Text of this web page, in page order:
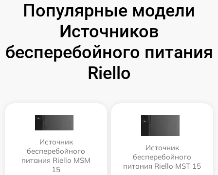
Популярные модели
Источников
бесперебойного питания
Riello
Источник
бесперебойного
питания Riello MSM
15
Источник
бесперебойного
питания Riello MST 15